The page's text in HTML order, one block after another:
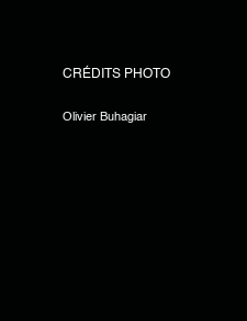
CRÉDITS PHOTO
Olivier Buhagiar